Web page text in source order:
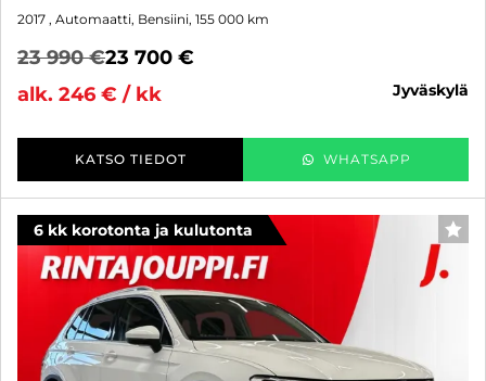
2017 , Automaatti, Bensiini, 155 000 km
23 990 €23 700 €
alk. 246 € / kk
jyväskylä
KATSO TIEDOT WHATSAPP
6 kk korotonta ja kulutonta